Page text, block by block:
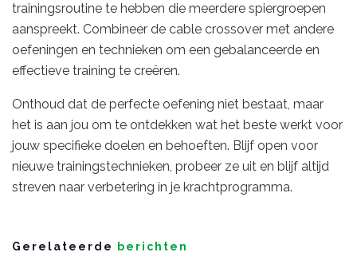
trainingsroutine te hebben die meerdere spiergroepen
aanspreekt. Combineer de cable crossover met andere
oefeningen en technieken om een gebalanceerde en
effectieve training te creëren.
Onthoud dat de perfecte oefening niet bestaat, maar
het is aan jou om te ontdekken wat het beste werkt voor
jouw specifieke doelen en behoeften. Blijf open voor
nieuwe trainingstechnieken, probeer ze uit en blijf altijd
streven naar verbetering in je krachtprogramma.
Gerelateerde berichten